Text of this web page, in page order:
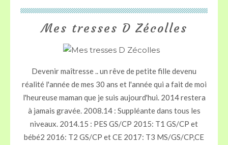
Mes tresses D Zécolles
Devenir maîtresse .. un rêve de petite fille devenu
réalité l'année de mes 30 ans et l'année qui a fait de moi
l'heureuse maman que je suis aujourd'hui. 2014 restera
à jamais gravée. 2008.14 : Suppléante dans tous les
niveaux. 2014.15 : PES GS/CP 2015: T1 GS/CP et
bébé2 2016: T2 GS/CP et CE 2017: T3 MS/GS/CP,CE